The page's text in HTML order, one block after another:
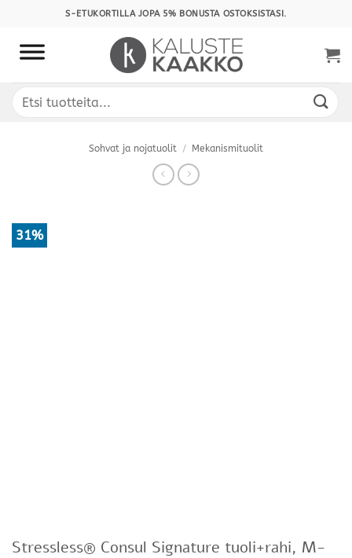
content
S-ETUKORTILLA JOPA 5% BONUSTA OSTOKSISTASI.
Etsi:
Sohvat ja nojatuolit / Mekanismituolit
31%
Stressless® Consul Signature tuoli+rahi, M-